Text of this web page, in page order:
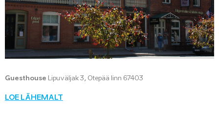
Guesthouse Lipuväljak 3, Otepää linn 67403
LOE LÄHEMALT